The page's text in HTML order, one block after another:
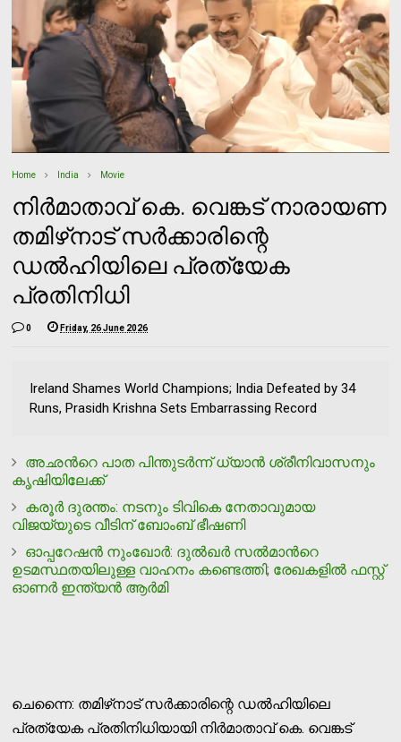
Home India Movie
നിര്‍മാതാവ് കെ. വെങ്കട് നാരായണ
തമിഴ്‌നാട് സര്‍ക്കാരിന്റെ
ഡല്‍ഹിയിലെ പ്രത്യേക
പ്രതിനിധി
0 Friday, 26 June 2026
Ireland Shames World Champions; India Defeated by 34
Runs, Prasidh Krishna Sets Embarrassing Record
അഛൻറെ പാത പിന്തുടർന്ന് ധ്യാൻ ശ്രീനിവാസനും
കൃഷിയിലേക്ക്
കരൂര്‍ ദുരന്തം: നടനും ടിവികെ നേതാവുമായ
വിജയ്‌യുടെ വീടിന് ബോംബ് ഭീഷണി
ഓപ്പറേഷൻ നുംഖോര്‍: ദുൽഖര്‍ സൽമാന്‍റെ
ഉടമസ്ഥതയിലുള്ള വാഹനം കണ്ടെത്തി; രേഖകളിൽ ഫസ്റ്റ്
ഓണർ ഇന്ത്യൻ ആര്‍മി
ചെന്നൈ: തമിഴ്‌നാട് സര്‍ക്കാരിന്റെ ഡല്‍ഹിയിലെ
പ്രത്യേക പ്രതിനിധിയായി നിര്‍മാതാവ് കെ. വെങ്കട്